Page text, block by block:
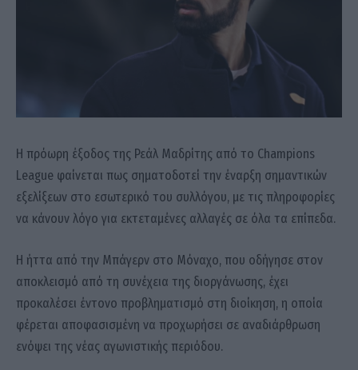
Η πρόωρη έξοδος της Ρεάλ Μαδρίτης από το Champions
League φαίνεται πως σηματοδοτεί την έναρξη σημαντικών
εξελίξεων στο εσωτερικό του συλλόγου, με τις πληροφορίες
να κάνουν λόγο για εκτεταμένες αλλαγές σε όλα τα επίπεδα.
Η ήττα από την Μπάγερν στο Μόναχο, που οδήγησε στον
αποκλεισμό από τη συνέχεια της διοργάνωσης, έχει
προκαλέσει έντονο προβληματισμό στη διοίκηση, η οποία
φέρεται αποφασισμένη να προχωρήσει σε αναδιάρθρωση
ενόψει της νέας αγωνιστικής περιόδου.